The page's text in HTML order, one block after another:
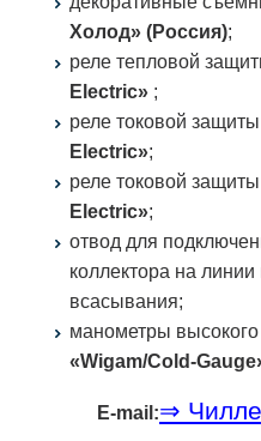
Холод» (Россия);
реле тепловой
Electric» ;
реле токовой
Electric»;
реле токовой
Electric»;
отвод для
коллектора на
всасывания;
манометры высокого
«Wigam/Cold-
E-mail:⇒